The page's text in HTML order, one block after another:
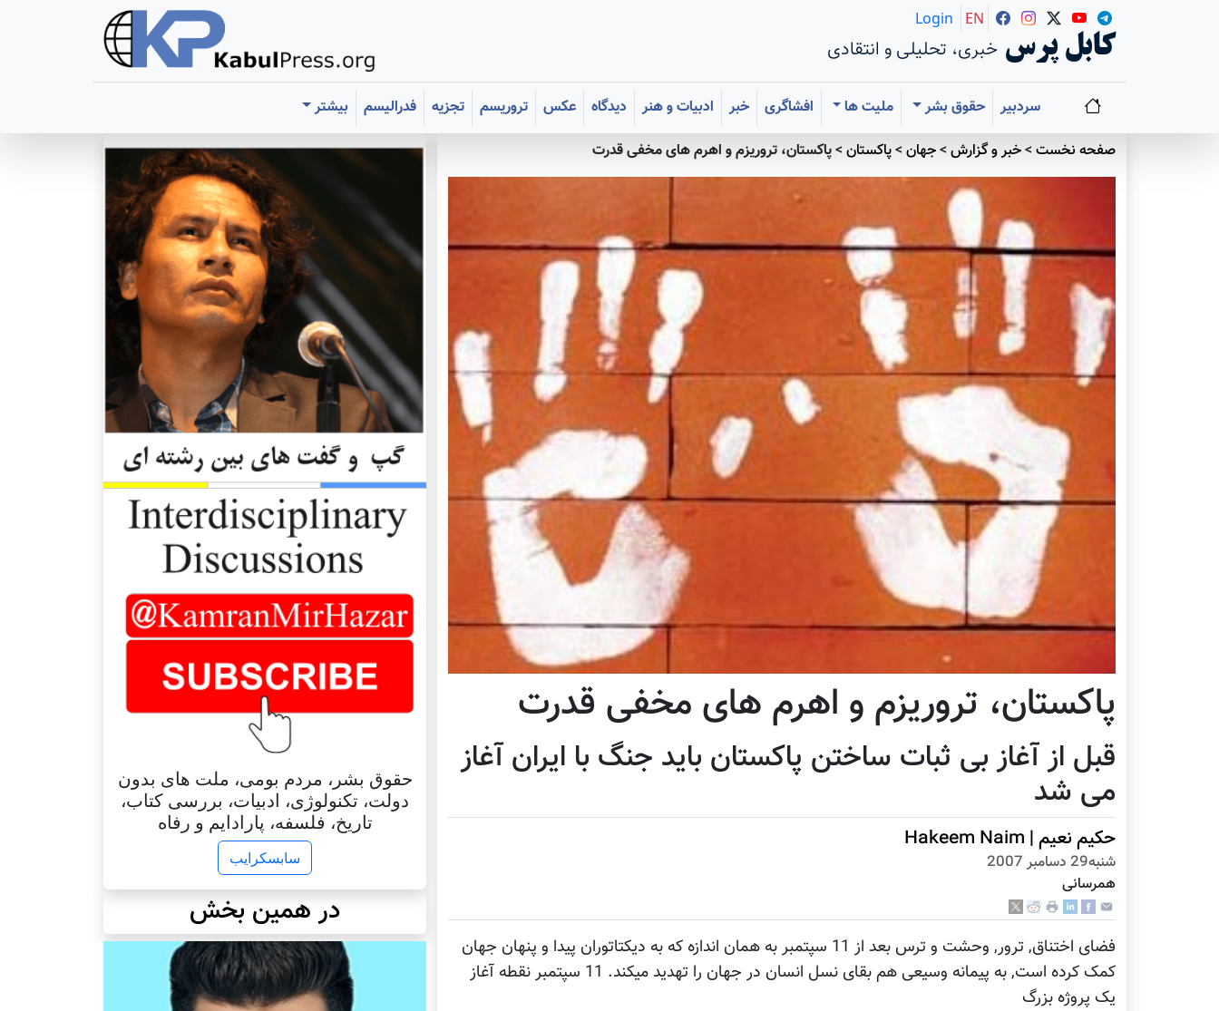
کابل پرس خبری، تحلیلی و انتقادی
Login EN
سردبیر حقوق بشر ملیت ها افشاگری خبر ادبیات و هنر دیدگاه عکس تروریسم تجزیه فدرالیسم
بیشتر
صفحه نخست>خبر و گزارش>جهان>پاکستان>پاکستان، تروریزم و اهرم های مخفی قدرت
پاکستان، تروریزم و اهرم های مخفی قدرت
قبل از آغاز بی ثبات ساختن پاکستان باید جنگ با ایران آغاز
می شد
حکيم نعيم | Hakeem Naim
شنبه29 دسامبر 2007
همرسانی
فضای اختناق, ترور, وحشت و ترس بعد از 11 سپتمبر به همان اندازه که به دیکتاتوران پیدا و پنهان جهان
کمک کرده است, به پیمانه وسیعی هم بقای نسل انسان در جهان را تهدید میکند. 11 سپتمبر نقطه آغاز
یک پروژه بزرگ
حقوق بشر، مردم بومی، ملت های بدون
دولت، تکنولوژی، ادبیات، بررسی کتاب،
تاریخ، فلسفه، پارادایم و رفاه
سابسکرایب
در همین بخش